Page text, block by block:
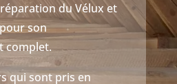
du Vélux et
son
complet.
qui sont pris en